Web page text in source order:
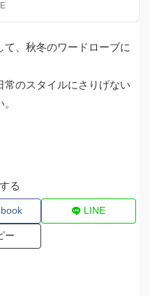
、秋冬のワードローブに
のスタイルにさりげない
る
LINE
ー